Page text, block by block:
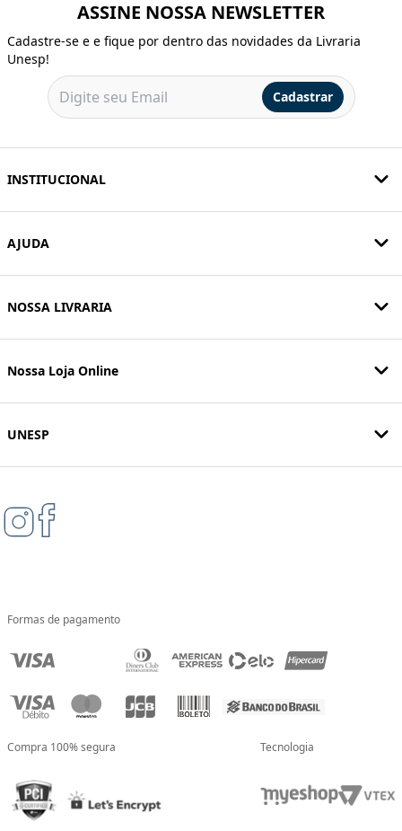
ASSINE NOSSA NEWSLETTER
Cadastre-se e e fique por dentro das novidades da Livraria
Unesp!
Cadastrar
INSTITUCIONAL
AJUDA
NOSSA LIVRARIA
Nossa Loja Online
UNESP
Formas de pagamento
Compra 100% segura Tecnologia